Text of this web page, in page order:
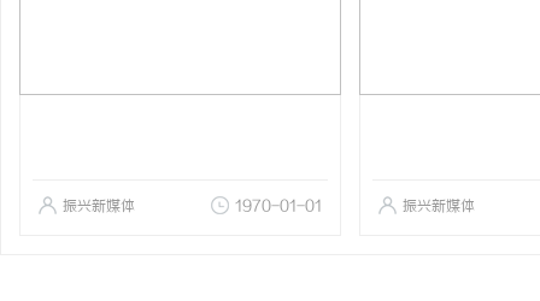
振兴新媒体 1970-01-01 振兴新媒体